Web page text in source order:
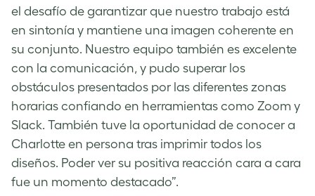
el desafío de garantizar que nuestro trabajo está
en sintonía y mantiene una imagen coherente en
su conjunto. Nuestro equipo también es excelente
con la comunicación, y pudo superar los
obstáculos presentados por las diferentes zonas
horarias confiando en herramientas como Zoom y
Slack. También tuve la oportunidad de conocer a
Charlotte en persona tras imprimir todos los
diseños. Poder ver su positiva reacción cara a cara
fue un momento destacado”.